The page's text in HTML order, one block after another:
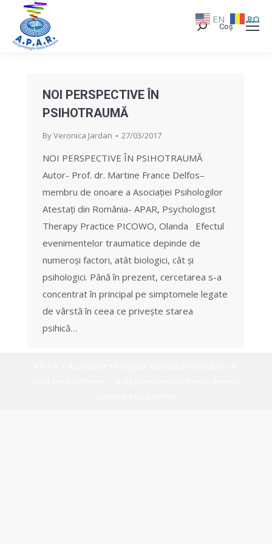
Search:Coș
NOI PERSPECTIVE ÎN
PSIHOTRAUMĂ
ByVeronica Jardan 27/03/2017
NOI PERSPECTIVE ÎN PSIHOTRAUMĂ
Autor- Prof. dr. Martine France Delfos–
membru de onoare a Asociației Psihologilor
Atestați din România- APAR, Psychologist
Therapy Practice PICOWO, Olanda Efectul
evenimentelor traumatice depinde de
numeroşi factori, atât biologici, cât şi
psihologici. Până în prezent, cercetarea s-a
concentrat în principal pe simptomele legate
de vârstă în ceea ce priveşte starea
psihică…
EN RO